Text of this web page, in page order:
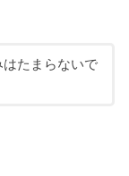
たまらないで